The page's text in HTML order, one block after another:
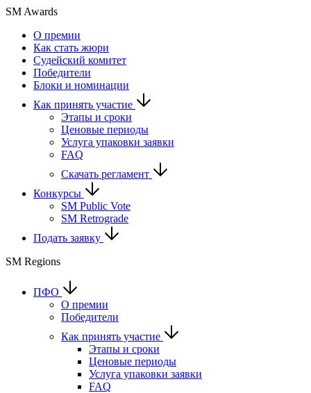
SM Awards
О премии
Как стать жюри
Судейский комитет
Победители
Блоки и номинации
Как принять участие
Этапы и сроки
Ценовые периоды
Услуга упаковки заявки
FAQ
Скачать регламент
Конкурсы
SM Public Vote
SM Retrograde
Подать заявку
SM Regions
ПФО
О премии
Победители
Как принять участие
Этапы и сроки
Ценовые периоды
Услуга упаковки заявки
FAQ